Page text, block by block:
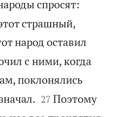
спросят:
страшный,
народ оставил
с ними, когда
поклонялись

27 Поэтому